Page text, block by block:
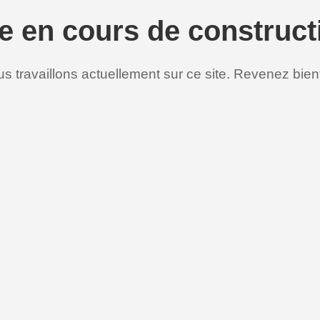
en cours de
travaillons actuellement sur ce site. Revenez